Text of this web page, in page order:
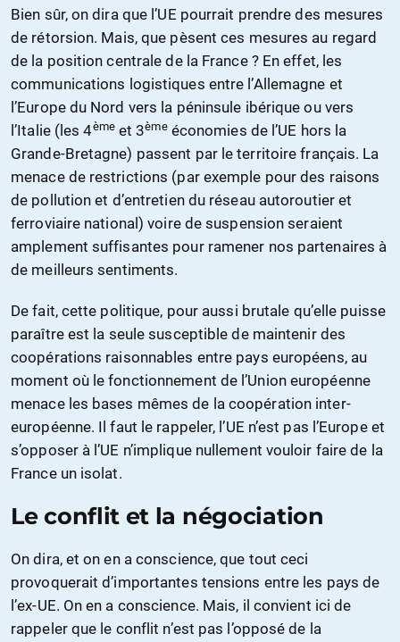
Bien sûr, on dira que l’UE pourrait prendre des mesures
de rétorsion. Mais, que pèsent ces mesures au regard
de la position centrale de la France ? En effet, les
communications logistiques entre l’Allemagne et
l’Europe du Nord vers la péninsule ibérique ou vers
l’Italie (les 4èmeet 3èmeéconomies de l’UE hors la
Grande-Bretagne) passent par le territoire français. La
menace de restrictions (par exemple pour des raisons
de pollution et d’entretien du réseau autoroutier et
ferroviaire national) voire de suspension seraient
amplement suffisantes pour ramener nos partenaires à
de meilleurs sentiments.
De fait, cette politique, pour aussi brutale qu’elle puisse
paraître est la seule susceptible de maintenir des
coopérations raisonnables entre pays européens, au
moment où le fonctionnement de l’Union européenne
menace les bases mêmes de la coopération inter-
européenne. Il faut le rappeler, l’UE n’est pas l’Europe et
s’opposer à l’UE n’implique nullement vouloir faire de la
France un isolat.
Le conflit et la négociation
On dira, et on en a conscience, que tout ceci
provoquerait d’importantes tensions entre les pays de
l’ex-UE. On en a conscience. Mais, il convient ici de
rappeler que le conflit n’est pas l’opposé de la